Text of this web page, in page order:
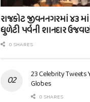
રાજકોટ જીવનનગરમાં ૪૩
ધુળેટી પર્વની શાનદાર
0 SHARES
23 Celebrity Tweets
Globes
0 SHARES